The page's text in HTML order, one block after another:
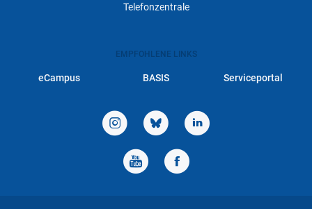
Telefonzentrale
EMPFOHLENE LINKS
eCampus BASIS Serviceportal